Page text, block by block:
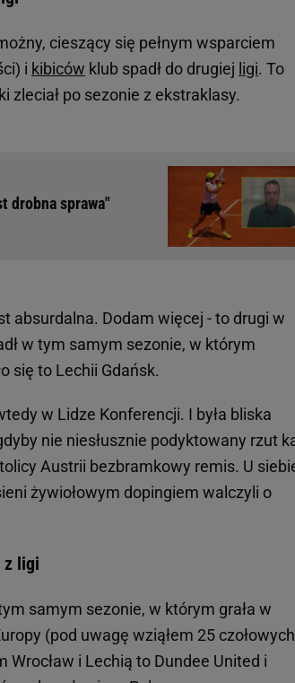
cieszący się pełnym wsparciem
i kibiców klub spadł do drugiej ligi. To
zleciał po sezonie z ekstraklasy.
drobna sprawa"
absurdalna. Dodam więcej - to drugi w
w tym samym sezonie, w którym
się to Lechii Gdańsk.
w Lidze Konferencji. I była bliska
nie niesłusznie podyktowany rzut
Austrii bezbramkowy remis. U
żywiołowym dopingiem walczyli o
z ligi
samym sezonie, w którym grała w
(pod uwagę wziąłem 25
Wrocław i Lechią to Dundee United i